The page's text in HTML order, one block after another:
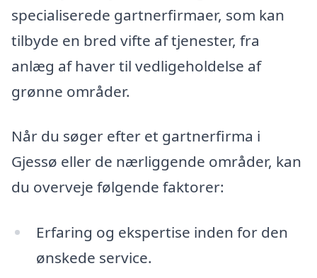
specialiserede gartnerfirmaer, som kan
tilbyde en bred vifte af tjenester, fra
anlæg af haver til vedligeholdelse af
grønne områder.
Når du søger efter et gartnerfirma i
Gjessø eller de nærliggende områder, kan
du overveje følgende faktorer:
Erfaring og ekspertise inden for den
ønskede service.